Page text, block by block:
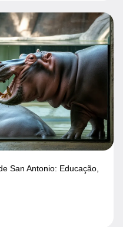
San Antonio: Educação,